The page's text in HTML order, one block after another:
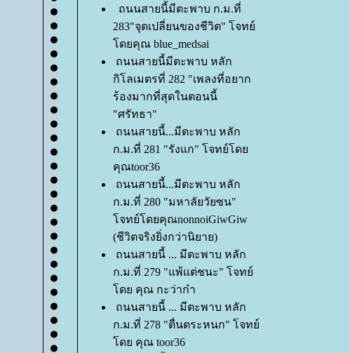
ถนนสายนี้มีตะพาบ ก.ม.ที่
283"จุดเปลี่ยนของชีวิต" โจทย์
ดยคุณ blue_medsai
ถนนสายนี้มีตะพาบ หลัก
กิโลเมตรที่ 282 "เพลงที่อยาก
ร้องมากที่สุดในตอนนี้
"ศรัทธา"
ถนนสายนี้...มีตะพาบ หลัก
ก.ม.ที่ 281 "รังแก" โจทย์โด
คุณtoor36
ถนนสายนี้...มีตะพาบ หลัก
ก.ม.ที่ 280 "มหาลัยวัยซน"
จทย์โดยคุณnonnoiGiwGiw
(ชีวิตจริงยิ่งกว่านิยาย)
ถนนสายนี้ ... มีตะพาบ หลัก
ก.ม.ที่ 279 "แพ้แต่ชนะ" โจทย์
ดย คุณ กะว่าก๋า
ถนนสายนี้ ... มีตะพาบ หลัก
ก.ม.ที่ 278 "ตื่นตระหนก" โจทย์
ดย คุณ toor36